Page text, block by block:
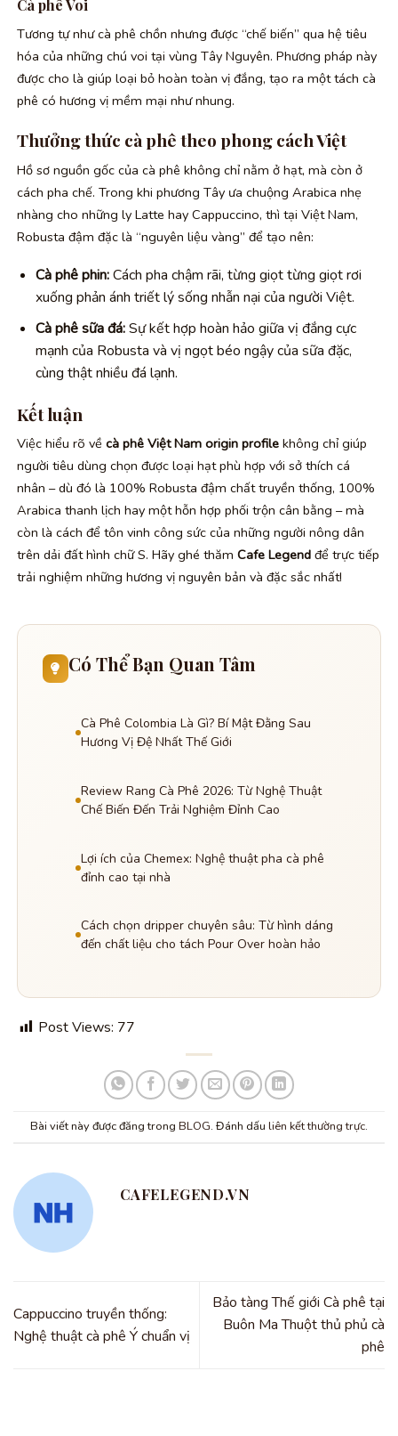
Cà phê Voi
Tương tự như cà phê chồn nhưng được “chế biến” qua hệ tiêu
hóa của những chú voi tại vùng Tây Nguyên. Phương pháp này
được cho là giúp loại bỏ hoàn toàn vị đắng, tạo ra một tách cà
phê có hương vị mềm mại như nhung.
Thưởng thức cà phê theo phong cách Việt
Hồ sơ nguồn gốc của cà phê không chỉ nằm ở hạt, mà còn ở
cách pha chế. Trong khi phương Tây ưa chuộng Arabica nhẹ
nhàng cho những ly Latte hay Cappuccino, thì tại Việt Nam,
Robusta đậm đặc là “nguyên liệu vàng” để tạo nên:
Cà phê phin:Cách pha chậm rãi, từng giọt từng giọt rơi
xuống phản ánh triết lý sống nhẫn nại của người Việt.
Cà phê sữa đá:Sự kết hợp hoàn hảo giữa vị đắng cực
mạnh của Robusta và vị ngọt béo ngậy của sữa đặc,
cùng thật nhiều đá lạnh.
Kết luận
Việc hiểu rõ về cà phê Việt Nam origin profile không chỉ giúp
người tiêu dùng chọn được loại hạt phù hợp với sở thích cá
nhân – dù đó là 100% Robusta đậm chất truyền thống, 100%
Arabica thanh lịch hay một hỗn hợp phối trộn cân bằng – mà
còn là cách để tôn vinh công sức của những người nông dân
trên dải đất hình chữ S. Hãy ghé thăm Cafe Legend để trực tiếp
trải nghiệm những hương vị nguyên bản và đặc sắc nhất!
Có Thể Bạn Quan Tâm
Cà Phê Colombia Là Gì? Bí Mật Đằng Sau
Hương Vị Đệ Nhất Thế Giới
Review Rang Cà Phê 2026: Từ Nghệ Thuật
Chế Biến Đến Trải Nghiệm Đỉnh Cao
Lợi ích của Chemex: Nghệ thuật pha cà phê
đỉnh cao tại nhà
Cách chọn dripper chuyên sâu: Từ hình dáng
đến chất liệu cho tách Pour Over hoàn hảo
Post Views: 77
Bài viết này được đăng trong BLOG. Đánh dấu liên kết thường trực.
CAFELEGEND.VN
Cappuccino truyền thống:
Nghệ thuật cà phê Ý chuẩn vị
Bảo tàng Thế giới Cà phê tại
Buôn Ma Thuột thủ phủ cà
phê